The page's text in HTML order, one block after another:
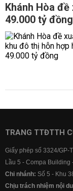
Khánh Hòa
49.000 tỷ đồng
TRANG TTĐTTH
Giấy phép số 3324/GP-
Lầu 5 - Compa
Chi nhánh: Số 5 - Khu
Chịu trách nhiệm nội